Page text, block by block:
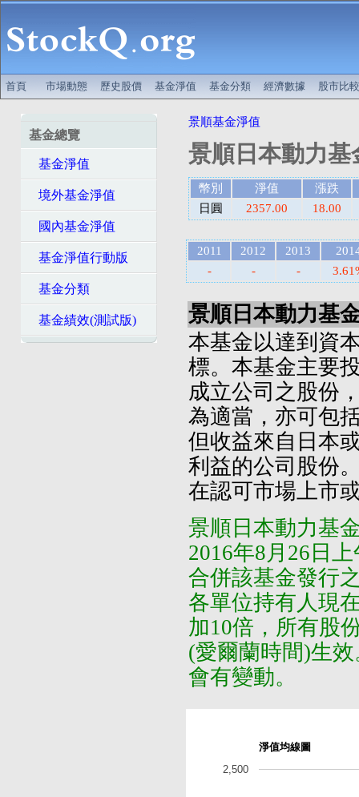
首頁 市場動態 歷史股價 基金淨值 基金分類 經濟數據 股市比較
基金總覽
基金淨值
境外基金淨值
國內基金淨值
基金淨值行動版
基金分類
基金績效(測試版)
景順基金淨值
景順日本動力
幣別 淨值
漲跌
日圓
2357.00 18.00
2011 2012 2013
-
- -
景順日本動力基
本基金以達到資
標。本基金主要
成立公司之股份
為適當，亦可包
但收益來自日本
利益的公司股份
在認可市場上市
景順日本動力基
2016年8月26日
合併該基金發行
各單位持有人現
加10倍，所有股
(愛爾蘭時間)生
會有變動。
淨值均線圖
2,500